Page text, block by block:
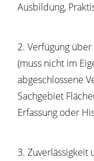
Ausbildung,
2. Verfügung
(muss nicht im
abgeschlossene
Sachgebiet
Erfassung oder
3. Zuverlässigkeit